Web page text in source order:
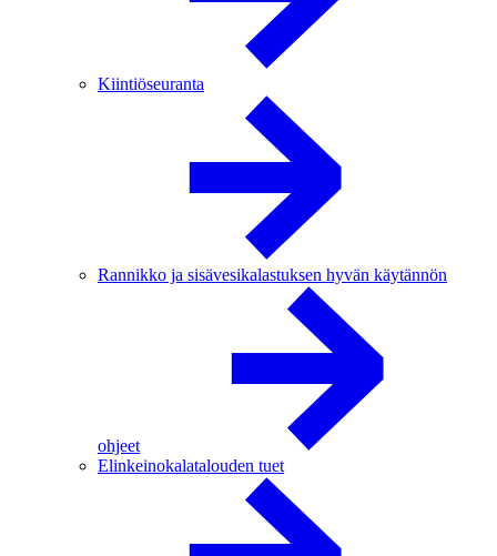
Kiintiöseuranta
Rannikko ja sisävesikalastuksen hyvän käytännön
ohjeet
Elinkeinokalatalouden tuet